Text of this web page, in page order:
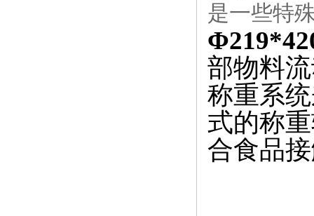
是一些特
Φ
部物料
称重系
式的称
合食品